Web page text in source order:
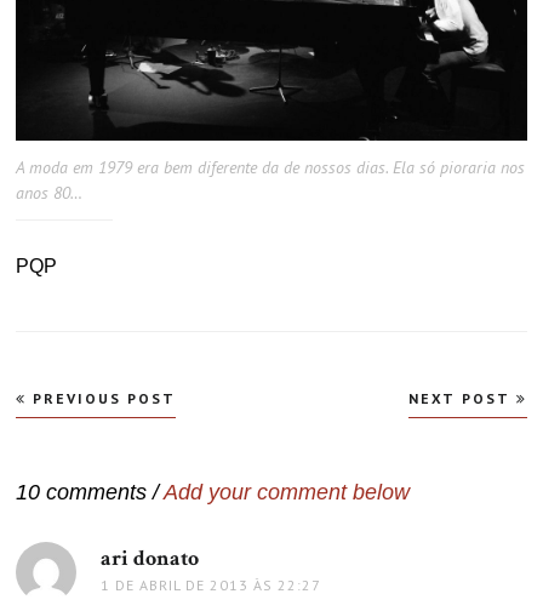
A moda em 1979 era bem diferente da de nossos dias. Ela só pioraria nos
anos 80…
PQP
Navegação
de
PREVIOUS POST NEXT POST
10 comments /Add your comment below
ari donato
1 DE ABRIL DE 2013 ÀS 22:27